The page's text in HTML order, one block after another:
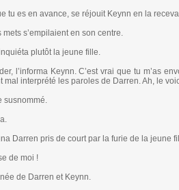
tu es en avance, se réjouit Keynn en la
s’empilaient en son centre.
plutôt la jeune fille.
l’informa Keynn. C’est vrai que tu m’as
interprété les paroles de Darren. Ah, le
susnommé.
Darren pris de court par la furie de la jeune
de moi !
de Darren et Keynn.